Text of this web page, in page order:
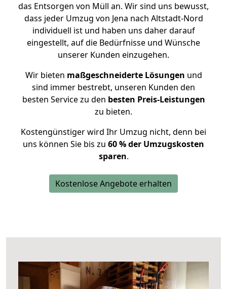
das Entsorgen von Müll an. Wir sind uns bewusst,
dass jeder Umzug von Jena nach Altstadt-Nord
individuell ist und haben uns daher darauf
eingestellt, auf die Bedürfnisse und Wünsche
unserer Kunden einzugehen.
Wir bieten maßgeschneiderte Lösungen und
sind immer bestrebt, unseren Kunden den
besten Service zu den besten Preis-Leistungen
zu bieten.
Kostengünstiger wird Ihr Umzug nicht, denn bei
uns können Sie bis zu 60 % der Umzugskosten
sparen.
Kostenlose Angebote erhalten